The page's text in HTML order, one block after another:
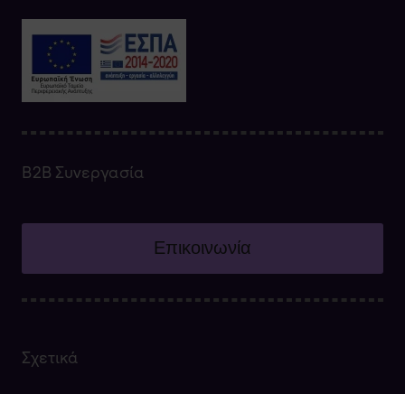
Σχετικά
Β2Β Συνεργασία
Επικοινωνία